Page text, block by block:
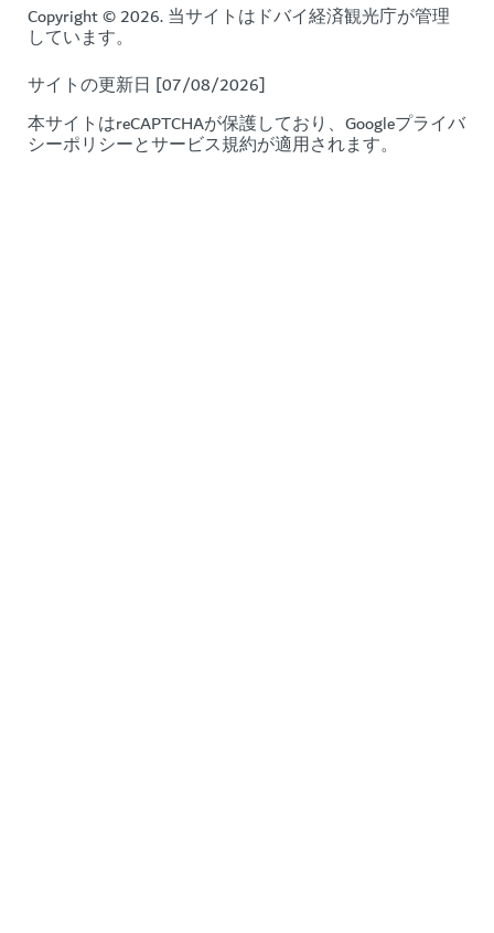
Copyright © 2026. 当サイトはドバイ経済観光庁が管理
しています。
サイトの更新日 [07/08/2026]
本サイトはreCAPTCHAが保護しており、Googleプライバ
シーポリシーとサービス規約が適用されます。